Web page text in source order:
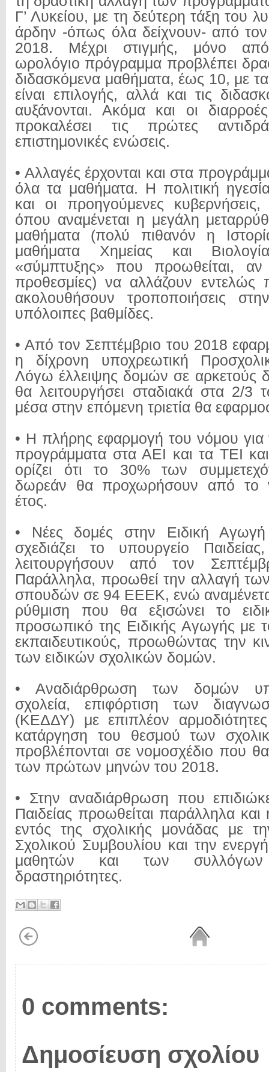
Γ’ Λυκείου, με τη δεύτερη τάξη του
άρδην -όπως όλα δείχνουν- από τον
2018. Μέχρι στιγμής, μόνο
ωρολόγιο πρόγραμμα προβλέπει
διδασκόμενα μαθήματα, έως 10, με
είναι επιλογής, αλλά και τις
αυξάνονται. Ακόμα και οι
προκαλέσει τις πρώτες
επιστημονικές ενώσεις.
• Αλλαγές έρχονται και στα
όλα τα μαθήματα. Η πολιτική
και οι προηγούμενες
όπου αναμένεται η μεγάλη
μαθήματα (πολύ πιθανόν η
μαθήματα Χημείας και
«σύμπτυξης» που προωθείται, αν
προθεσμίες) να αλλάζουν εντελώς
ακολουθήσουν τροποποιήσεις
υπόλοιπες βαθμίδες.
• Από τον Σεπτέμβριο του 2018
η δίχρονη υποχρεωτική
Λόγω έλλειψης δομών σε αρκετούς
θα λειτουργήσει σταδιακά στα 2/
μέσα στην επόμενη τριετία θα
• Η πλήρης εφαρμογή του νόμου για
προγράμματα στα ΑΕΙ και τα ΤΕΙ
ορίζει ότι το 30% των
δωρεάν θα προχωρήσουν από το
έτος.
• Νέες δομές στην Ειδική
σχεδιάζει το υπουργείο
λειτουργήσουν από τον
Παράλληλα, προωθεί την αλλαγή
σπουδών σε 94 ΕΕΕΚ, ενώ
ρύθμιση που θα εξισώνει το
προσωπικό της Ειδικής Αγωγής με
εκπαιδευτικούς, προωθώντας την
των ειδικών σχολικών δομών.
• Αναδιάρθρωση των δομών
σχολεία, επιφόρτιση των
(ΚΕΔΔΥ) με επιπλέον αρμοδιότητες
κατάργηση του θεσμού των
προβλέπονται σε νομοσχέδιο που θα
των πρώτων μηνών του 2018.
• Στην αναδιάρθρωση που
Παιδείας προωθείται παράλληλα και
εντός της σχολικής μονάδας με
Σχολικού Συμβουλίου και την
μαθητών και των
δραστηριότητες.
0 comments:
Δημοσίευση σχολίου